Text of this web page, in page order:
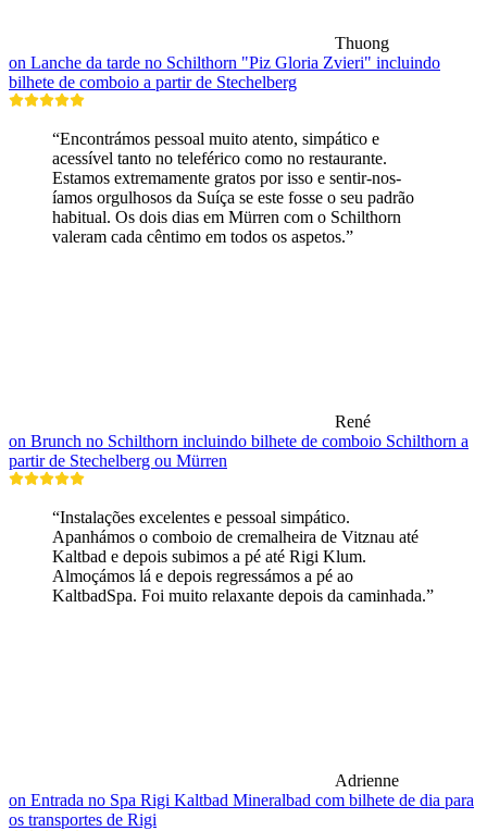
Thuong
on Lanche da tarde no Schilthorn "Piz Gloria Zvieri" incluindo
bilhete de comboio a partir de Stechelberg
“Encontrámos pessoal muito atento, simpático e
acessível tanto no teleférico como no restaurante.
Estamos extremamente gratos por isso e sentir-nos-
íamos orgulhosos da Suíça se este fosse o seu padrão
habitual. Os dois dias em Mürren com o Schilthorn
valeram cada cêntimo em todos os aspetos.”
René
on Brunch no Schilthorn incluindo bilhete de comboio Schilthorn a
partir de Stechelberg ou Mürren
“Instalações excelentes e pessoal simpático.
Apanhámos o comboio de cremalheira de Vitznau até
Kaltbad e depois subimos a pé até Rigi Klum.
Almoçámos lá e depois regressámos a pé ao
KaltbadSpa. Foi muito relaxante depois da caminhada.”
Adrienne
on Entrada no Spa Rigi Kaltbad Mineralbad com bilhete de dia para
os transportes de Rigi